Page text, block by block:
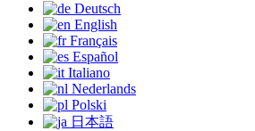
Deutsch
English
Français
Español
Italiano
Nederlands
Polski
日本語